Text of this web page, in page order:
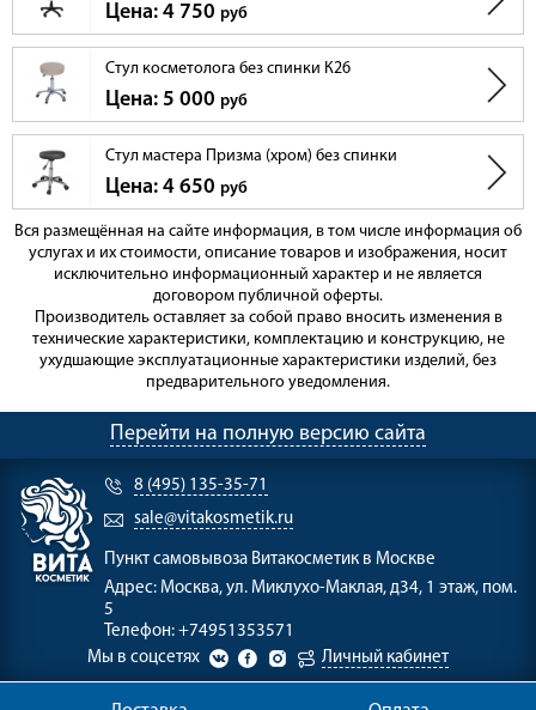
Цена: 4 750 руб
Стул косметолога без спинки К26
Цена: 5 000 руб
Стул мастера Призма (хром) без спинки
Цена: 4 650 руб
Вся размещённая на сайте информация, в том числе информация об
услугах и их стоимости, описание товаров и изображения, носит
исключительно информационный характер и не является
договором публичной оферты.
Производитель оставляет за собой право вносить изменения в
технические характеристики, комплектацию и конструкцию, не
ухудшающие эксплуатационные характеристики изделий, без
предварительного уведомления.
Перейти на полную версию сайта
8 (495) 135-35-71
sale@vitakosmetik.ru
Пункт самовывоза Витакосметик в Москве
Адрес: Москва, ул. Миклухо-Маклая, д34, 1 этаж, пом.
5
Телефон: +74951353571
Мы в соцсетях
Личный кабинет